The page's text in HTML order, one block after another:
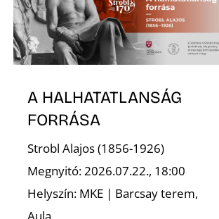
A HALHATATLANSÁG
FORRÁSA
Strobl Alajos (1856-1926)
Megnyitó: 2026.07.22., 18:00
Helyszín: MKE | Barcsay terem,